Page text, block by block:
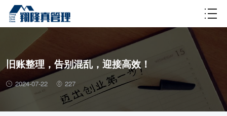
财税百科
旧账整理，告别混乱，迎接高效！
2024-07-22 227